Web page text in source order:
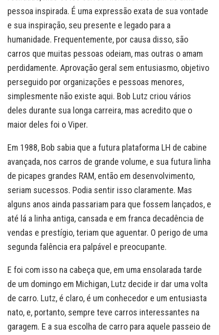
pessoa inspirada. É uma expressão exata de sua vontade
e sua inspiração, seu presente e legado para a
humanidade. Frequentemente, por causa disso, são
carros que muitas pessoas odeiam, mas outras o amam
perdidamente. Aprovação geral sem entusiasmo, objetivo
perseguido por organizações e pessoas menores,
simplesmente não existe aqui. Bob Lutz criou vários
deles durante sua longa carreira, mas acredito que o
maior deles foi o Viper.
Em 1988, Bob sabia que a futura plataforma LH de cabine
avançada, nos carros de grande volume, e sua futura linha
de picapes grandes RAM, então em desenvolvimento,
seriam sucessos. Podia sentir isso claramente. Mas
alguns anos ainda passariam para que fossem lançados, e
até lá a linha antiga, cansada e em franca decadência de
vendas e prestígio, teriam que aguentar. O perigo de uma
segunda falência era palpável e preocupante.
E foi com isso na cabeça que, em uma ensolarada tarde
de um domingo em Michigan, Lutz decide ir dar uma volta
de carro. Lutz, é claro, é um conhecedor e um entusiasta
nato, e, portanto, sempre teve carros interessantes na
garagem. E a sua escolha de carro para aquele passeio de